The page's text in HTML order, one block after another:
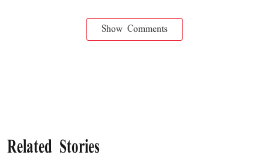
Show Comments
Related Stories